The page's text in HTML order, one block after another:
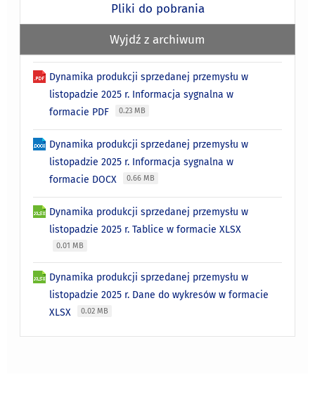
Pliki do pobrania
Wyjdź z archiwum
Dynamika produkcji sprzedanej przemysłu w
listopadzie 2025 r. Informacja sygnalna w
formacie PDF
0.23 MB
Dynamika produkcji sprzedanej przemysłu w
listopadzie 2025 r. Informacja sygnalna w
formacie DOCX
0.66 MB
Dynamika produkcji sprzedanej przemysłu w
listopadzie 2025 r. Tablice w formacie XLSX
0.01 MB
Dynamika produkcji sprzedanej przemysłu w
listopadzie 2025 r. Dane do wykresów w formacie
XLSX
0.02 MB